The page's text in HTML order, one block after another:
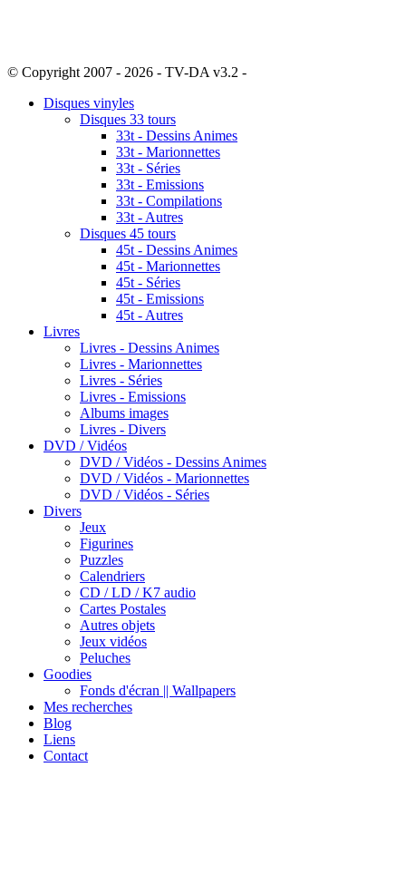
© Copyright 2007 - 2026 - TV-DA v3.2 -
Disques vinyles
Disques 33 tours
33t - Dessins Animes
33t - Marionnettes
33t - Séries
33t - Emissions
33t - Compilations
33t - Autres
Disques 45 tours
45t - Dessins Animes
45t - Marionnettes
45t - Séries
45t - Emissions
45t - Autres
Livres
Livres - Dessins Animes
Livres - Marionnettes
Livres - Séries
Livres - Emissions
Albums images
Livres - Divers
DVD / Vidéos
DVD / Vidéos - Dessins Animes
DVD / Vidéos - Marionnettes
DVD / Vidéos - Séries
Divers
Jeux
Figurines
Puzzles
Calendriers
CD / LD / K7 audio
Cartes Postales
Autres objets
Jeux vidéos
Peluches
Goodies
Fonds d'écran || Wallpapers
Mes recherches
Blog
Liens
Contact